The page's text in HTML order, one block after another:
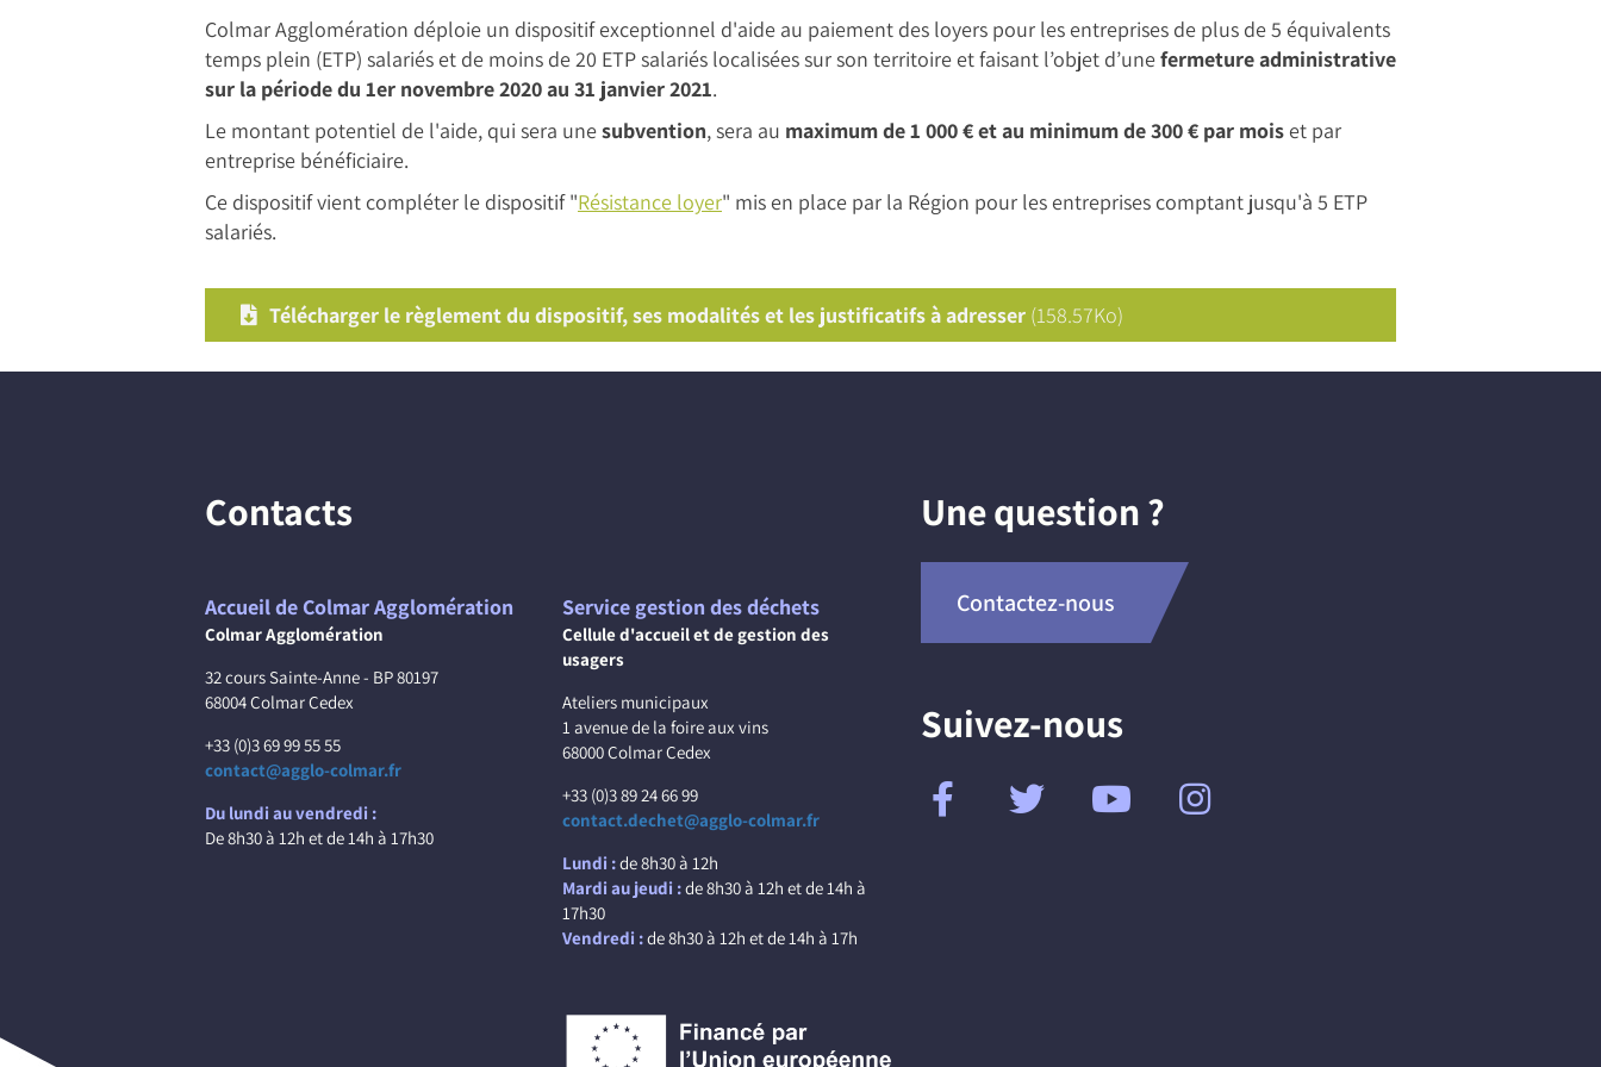
Colmar Agglomération déploie un dispositif exceptionnel d'aide au paiement des loyers pour les entreprises de plus de 5 équivalents
temps plein (ETP) salariés et de moins de 20 ETP salariés localisées sur son territoire et faisant l’objet d’unefermeture administrative
sur la période du 1er novembre 2020 au 31 janvier 2021.
Le montant potentiel de l'aide, qui sera unesubvention, sera au maximum de 1 000 € et au minimum de 300 € par moiset par
entreprise bénéficiaire.
Ce dispositif vient compléter le dispositif "Résistance loyer" mis en place par la Région pour les entreprises comptant jusqu'à 5 ETP
salariés.
Télécharger le règlement du dispositif, ses modalités et les justificatifs à adresser (158.57Ko)
Contacts
Accueil de Colmar Agglomération
Colmar Agglomération
32 cours Sainte-Anne - BP 80197
68004 Colmar Cedex
+33 (0)3 69 99 55 55
contact@agglo-colmar.fr
Du lundi au vendredi :
De 8h30 à 12h et de 14h à 17h30
Service gestion des déchets
Cellule d'accueil et de gestion des
usagers
Ateliers municipaux
1 avenue de la foire aux vins
68000 Colmar Cedex
+33 (0)3 89 24 66 99
contact.dechet@agglo-colmar.fr
Lundi :de 8h30 à 12h
Mardi au jeudi :de 8h30 à 12h et de 14h à
17h30
Vendredi :de 8h30 à 12h et de 14h à 17h
Une question ?
Contactez-nous
Suivez-nous